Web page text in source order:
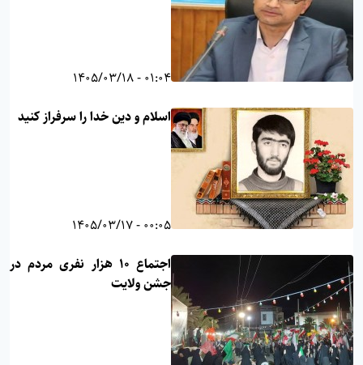
01:04 - 1405/03/18
اسلام و دین خدا را سرفراز کنید
00:05 - 1405/03/17
اجتماع ۱۰ هزار نفری مردم در
جشن ولایت